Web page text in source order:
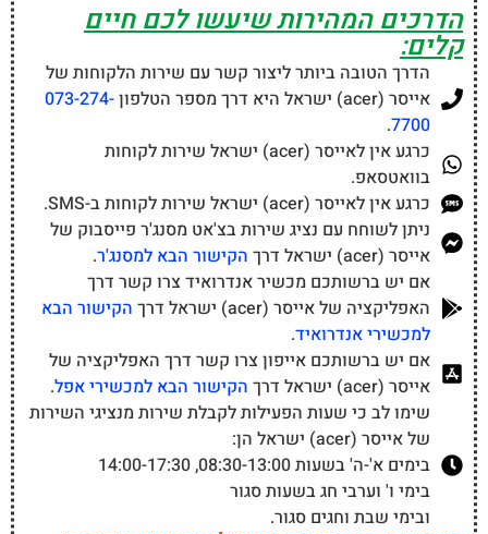
הדרכים המהירות שיעשו לכם חיים
קלים:
הדרך הטובה ביותר ליצור קשר עם שירות הלקוחות של
אייסר (acer) ישראל היא דרך מספר הטלפון
073-274-
7700
.
כרגע אין לאייסר (acer) ישראל שירות לקוחות
בוואטסאפ.
כרגע אין לאייסר (acer) ישראל שירות לקוחות ב-SMS.
ניתן לשוחח עם נציג שירות בצ'אט מסנג'ר פייסבוק של
אייסר (acer) ישראל דרך
הקישור הבא למסנג'ר.
אם יש ברשותכם מכשיר אנדרואיד צרו קשר דרך
האפליקציה של אייסר (acer) ישראל דרך
הקישור הבא
למכשירי אנדרואיד.
אם יש ברשותכם אייפון צרו קשר דרך האפליקציה של
אייסר (acer) ישראל דרך
הקישור הבא למכשירי אפל.
שימו לב כי שעות הפעילות לקבלת שירות מנציגי השירות
של אייסר (acer) ישראל הן:
בימים א'-ה' בשעות 08:30-13:00, 14:00-17:30
בימי ו' וערבי חג בשעות סגור
ובימי שבת וחגים סגור.